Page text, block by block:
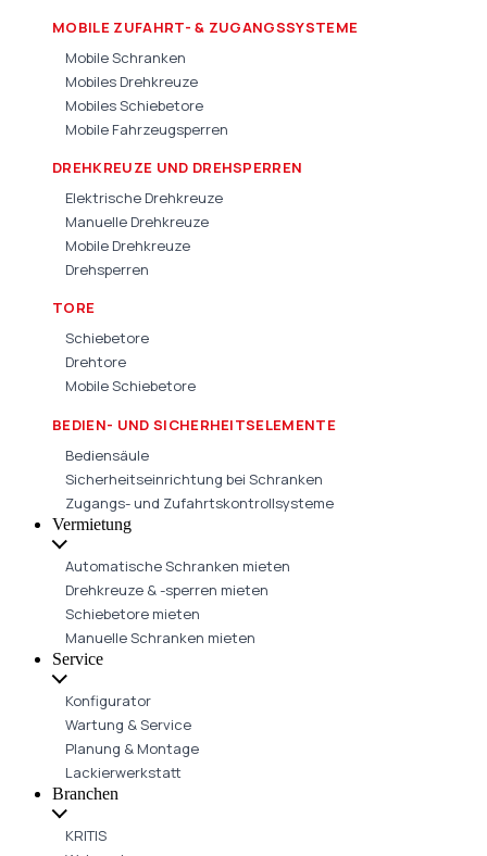
MOBILE ZUFAHRT- & ZUGANGSSYSTEME
Mobile Schranken
Mobiles Drehkreuze
Mobiles Schiebetore
Mobile Fahrzeugsperren
DREHKREUZE UND DREHSPERREN
Elektrische Drehkreuze
Manuelle Drehkreuze
Mobile Drehkreuze
Drehsperren
TORE
Schiebetore
Drehtore
Mobile Schiebetore
BEDIEN- UND SICHERHEITSELEMENTE
Bediensäule
Sicherheitseinrichtung bei Schranken
Zugangs- und Zufahrtskontrollsysteme
Vermietung
Automatische Schranken mieten
Drehkreuze & -sperren mieten
Schiebetore mieten
Manuelle Schranken mieten
Service
Konfigurator
Wartung & Service
Planung & Montage
Lackierwerkstatt
Branchen
KRITIS